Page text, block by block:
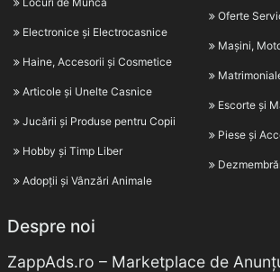
Electronice și Electrocasnice
Haine, Accesorii și Cosmetice
Articole și Unelte Casnice
Jucării și Produse pentru Copii
Hobby și Timp Liber
Adopții și Vânzări Animale
Oferte
Mașini,
Escorte și
Piese și
Despre noi
ZappAds.ro – Marketplace de